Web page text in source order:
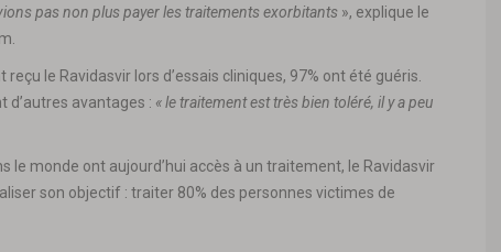
pas non plus payer les traitements exorbitants », explique le
le Ravidasvir lors d’essais cliniques, 97% ont été guéris.
d’autres avantages : « le traitement est très bien toléré, il y a peu
le monde ont aujourd’hui accès à un traitement, le Ravidasvir
son objectif : traiter 80% des personnes victimes de